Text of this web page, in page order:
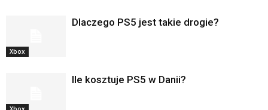
Xbox
Dlaczego PS5 jest takie drogie?
Ile kosztuje PS5 w Danii?